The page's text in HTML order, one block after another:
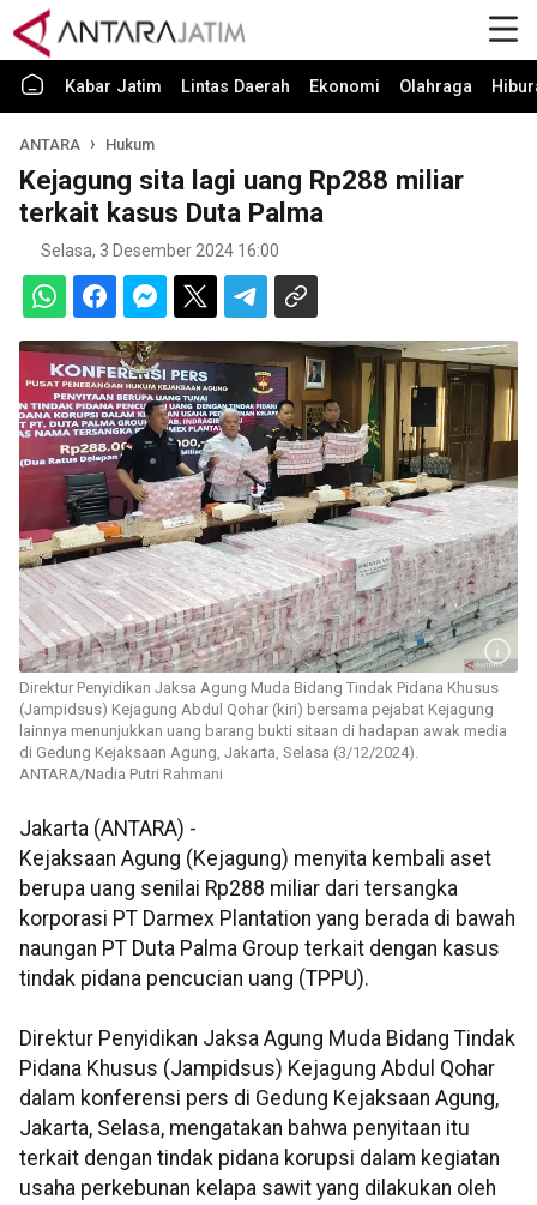
Kabar Jatim Lintas Daerah Ekonomi Olahraga
ANTARA Hukum
Kejagung sita lagi uang Rp288 miliar
terkait kasus Duta Palma
Selasa, 3 Desember 2024 16:00
Direktur Penyidikan Jaksa Agung Muda Bidang Tindak Pidana Khusus
(Jampidsus) Kejagung Abdul Qohar (kiri) bersama pejabat Kejagung
lainnya menunjukkan uang barang bukti sitaan di hadapan awak media
di Gedung Kejaksaan Agung, Jakarta, Selasa (3/12/2024).
ANTARA/Nadia Putri Rahmani
Jakarta (ANTARA) -
Kejaksaan Agung (Kejagung) menyita kembali aset
berupa uang senilai Rp288 miliar dari tersangka
korporasi PT Darmex Plantation yang berada di bawah
naungan PT Duta Palma Group terkait dengan kasus
tindak pidana pencucian uang (TPPU).
Direktur Penyidikan Jaksa Agung Muda Bidang Tindak
Pidana Khusus (Jampidsus) Kejagung Abdul Qohar
dalam konferensi pers di Gedung Kejaksaan Agung,
Jakarta, Selasa, mengatakan bahwa penyitaan itu
terkait dengan tindak pidana korupsi dalam kegiatan
usaha perkebunan kelapa sawit yang dilakukan oleh